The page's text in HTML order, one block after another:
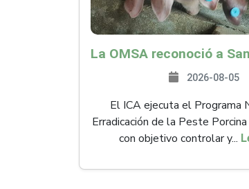
2026-08-05
El ICA ejecuta el Programa
Erradicación de la Peste
con objetivo controlar y...